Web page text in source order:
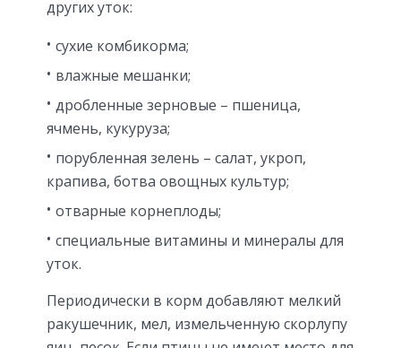
других уток:
сухие комбикорма;
влажные мешанки;
дробленные зерновые – пшеница,
ячмень, кукуруза;
порубленная зелень – салат, укроп,
крапива, ботва овощных культур;
отварные корнеплоды;
специальные витамины и минералы для
уток.
Периодически в корм добавляют мелкий
ракушечник, мел, измельченную скорлупу